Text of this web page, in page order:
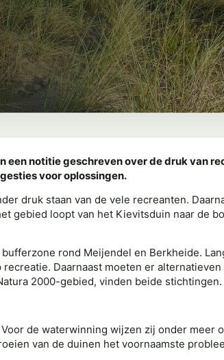
notitie geschreven over de druk van
voor oplossingen.
druk staan van de vele recreanten.
gebied loopt van het Kievitsduin naar de
rond Meijendel en Berkheide.
Daarnaast moeten er
2000-gebied, vinden beide stichtingen.
de waterwinning wijzen zij onder meer
van de duinen het voornaamste